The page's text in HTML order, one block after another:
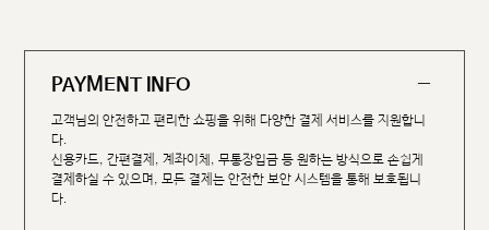
PAYMENT INFO
고객님의 안전하고 편리한 쇼핑을 위해 다양한 결제 서비스를 지원합니
다.
신용카드, 간편결제, 계좌이체, 무통장입금 등 원하는 방식으로 손쉽게
결제하실 수 있으며, 모든 결제는 안전한 보안 시스템을 통해 보호됩니
다.